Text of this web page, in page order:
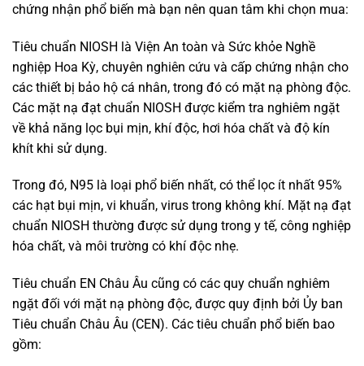
chứng nhận phổ biến mà bạn nên quan tâm khi chọn mua:
Tiêu chuẩn NIOSH là Viện An toàn và Sức khỏe Nghề
nghiệp Hoa Kỳ, chuyên nghiên cứu và cấp chứng nhận cho
các thiết bị bảo hộ cá nhân, trong đó có mặt nạ phòng độc.
Các mặt nạ đạt chuẩn NIOSH được kiểm tra nghiêm ngặt
về khả năng lọc bụi mịn, khí độc, hơi hóa chất và độ kín
khít khi sử dụng.
Trong đó, N95 là loại phổ biến nhất, có thể lọc ít nhất 95%
các hạt bụi mịn, vi khuẩn, virus trong không khí. Mặt nạ đạt
chuẩn NIOSH thường được sử dụng trong y tế, công nghiệp
hóa chất, và môi trường có khí độc nhẹ.
Tiêu chuẩn EN Châu Âu cũng có các quy chuẩn nghiêm
ngặt đối với mặt nạ phòng độc, được quy định bởi Ủy ban
Tiêu chuẩn Châu Âu (CEN). Các tiêu chuẩn phổ biến bao
gồm: